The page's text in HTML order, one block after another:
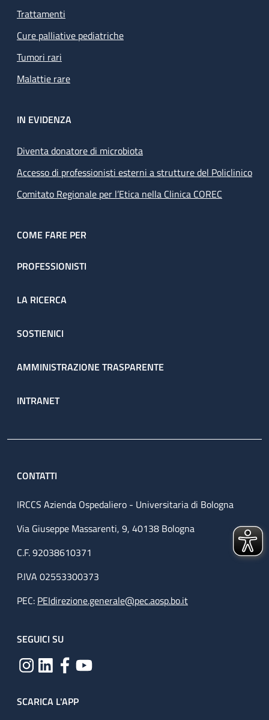
Trattamenti
Cure palliative pediatriche
Tumori rari
Malattie rare
IN EVIDENZA
Diventa donatore di microbiota
Accesso di professionisti esterni a strutture del Policlinico
Comitato Regionale per l’Etica nella Clinica COREC
COME FARE PER
PROFESSIONISTI
LA RICERCA
SOSTIENICI
AMMINISTRAZIONE TRASPARENTE
INTRANET
CONTATTI
IRCCS Azienda Ospedaliero - Universitaria di Bologna
Via Giuseppe Massarenti, 9, 40138 Bologna
C.F. 92038610371
P.IVA 02553300373
PEC: PEIdirezione.generale@pec.aosp.bo.it
SEGUICI SU
SCARICA L'APP